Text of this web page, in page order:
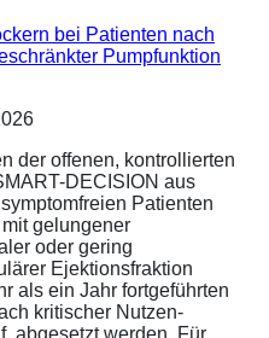
bei Patienten nach
Pumpfunktion
der offenen, kontrollierten
DECISION aus
Patienten
gelungener
oder gering
Ejektionsfraktion
als ein Jahr fortgeführten
kritischer Nutzen-